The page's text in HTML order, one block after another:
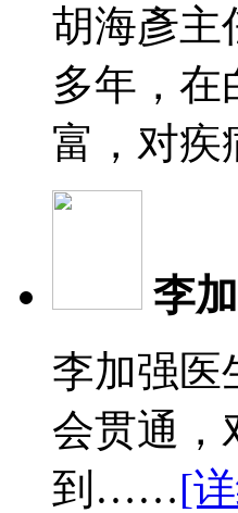
胡海彥主
多年，在
富，对
李
李加强医
会贯通，
到……[